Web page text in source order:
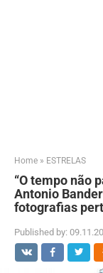
Home » ESTRELAS
“O tempo não
Antonio
fotografias
Published by: